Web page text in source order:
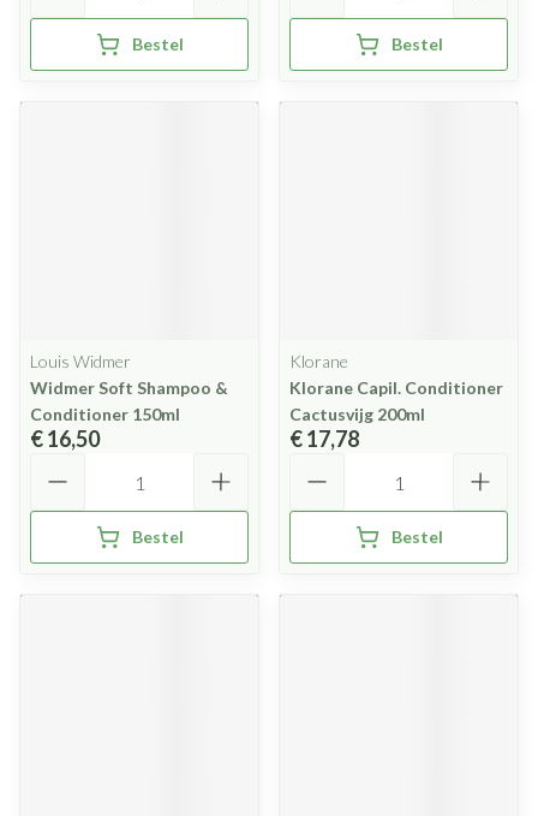
Bestel Bestel
Louis Widmer
Widmer Soft Shampoo &
Conditioner 150ml
€ 16,50
Bestel
Klorane
Klorane Capil. Conditioner
Cactusvijg 200ml
€ 17,78
Bestel